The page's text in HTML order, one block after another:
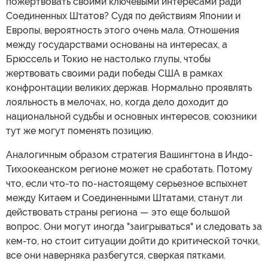
Соединенных Штатов? Судя по действиям Японии и
Европы, вероятность этого очень мала. Отношения
между государствами основаны на интересах, а
Брюссель и Токио не настолько глупы, чтобы
жертвовать своими ради победы США в рамках
конфронтации великих держав. Нормально проявлять
лояльность в мелочах, но, когда дело доходит до
национальной судьбы и основных интересов, союзники
тут же могут поменять позицию.
Аналогичным образом стратегия Вашингтона в Индо-
Тихоокеанском регионе может не сработать. Потому
что, если что-то по-настоящему серьезное вспыхнет
между Китаем и Соединенными Штатами, станут ли
действовать страны региона — это еще большой
вопрос. Они могут иногда "заигрываться" и следовать за
кем-то, но стоит ситуации дойти до критической точки,
все они наверняка разбегутся, сверкая пятками.